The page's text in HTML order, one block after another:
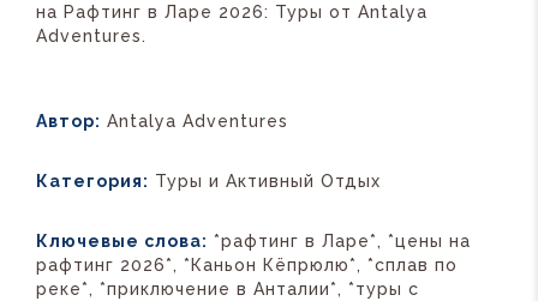
на Рафтинг в Ларе 2026: Туры от Antalya
Adventures.
Автор: Antalya Adventures
Категория: Туры и Активный Отдых
Ключевые слова: *рафтинг в Ларе*, *цены на
рафтинг 2026*, *Каньон Кёпрюлю*, *сплав по
реке*, *приключение в Анталии*, *туры с